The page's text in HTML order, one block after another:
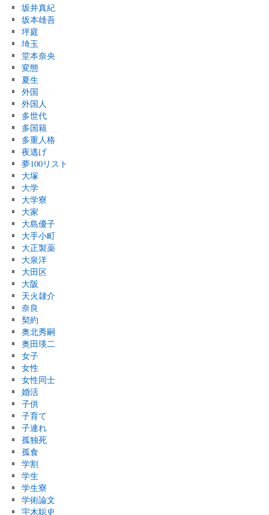
坂井真紀
坂本雄吾
坪庭
埼玉
堂本奈央
変態
夏生
外国
外国人
多世代
多国籍
多重人格
夜逃げ
夢100リスト
大塚
大学
大学寮
大家
大島優子
大手小町
大正製薬
大泉洋
大田区
大阪
天火隷介
奈良
契約
奥北秀嗣
奥田瑛二
女子
女性
女性同士
婚活
子供
子育て
子連れ
孤独死
孤食
学割
学生
学生寮
学術論文
宇木聡史